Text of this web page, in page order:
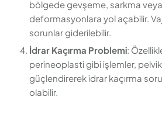
bölgede gevşeme, sarkma veya
deformasyonlara yol açabilir.
sorunlar giderilebilir.
İdrar Kaçırma Problemi:
perineoplasti gibi işlemler, pelvik
güçlendirerek idrar kaçırma
olabilir.